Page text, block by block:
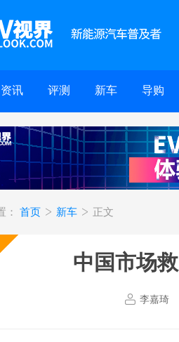
资讯 评测 新车 导购
： 首页 新车 正文
中国市场
李嘉琦